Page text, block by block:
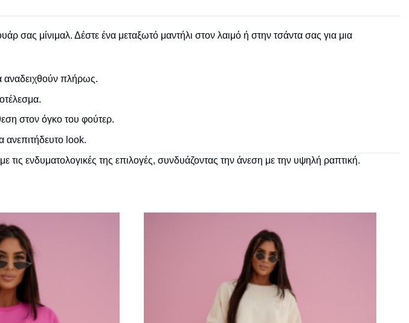
σας μίνιμαλ. Δέστε ένα μεταξωτό μαντήλι στον λαιμό ή στην τσάντα σας για μια
αναδειχθούν πλήρως.
στον όγκο του φούτερ.
ανεπιτήδευτο look.
τις ενδυματολογικές της επιλογές, συνδυάζοντας την άνεση με την υψηλή ραπτική.